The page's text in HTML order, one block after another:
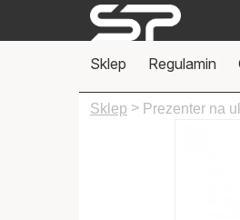
Sklep
Regulamin
Sklep > Prezenter na